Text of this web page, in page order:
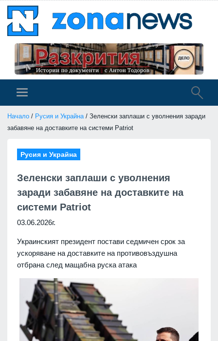
Начало / Русия и Украйна/ Зеленски заплаши с уволнения заради
забавяне на доставките на системи Patriot
Русия и Украйна
Зеленски заплаши с уволнения
заради забавяне на доставките на
системи Patriot
03.06.2026г.
Украинският президент постави седмичен срок за
ускоряване на доставките на противовъздушна
отбрана след мащабна руска атака